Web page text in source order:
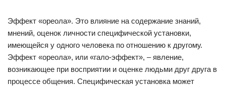
Эффект «ореола». Это влияние на содержание знаний,
мнений, оценок личности специфической установки,
имеющейся у одного человека по отношению к другому.
Эффект «ореола», или «гало-эффект», – явление,
возникающее при восприятии и оценке людьми друг друга в
процессе общения. Специфическая установка может